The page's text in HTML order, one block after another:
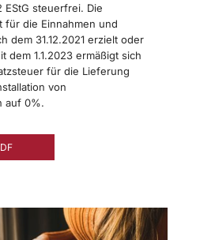
EStG steuerfrei. Die
für die Einnahmen und
dem 31.12.2021 erzielt oder
dem 1.1.2023 ermäßigt sich
für die Lieferung
von
auf 0%.​​​​​​​